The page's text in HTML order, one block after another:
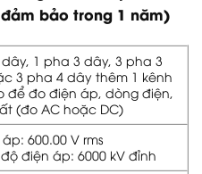
bảo trong 1 năm)
1 pha 3 dây, 3 pha 3
3 pha 4 dây thêm 1 kênh
để đo điện áp, dòng điện,
(đo AC hoặc DC)
600.00 V rms
điện áp: 6000 kV đỉnh